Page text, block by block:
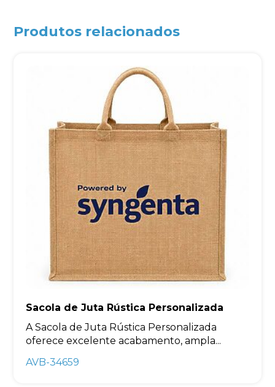
Produtos relacionados
Sacola de Juta Rústica Personalizada
A Sacola de Juta Rústica Personalizada
oferece excelente acabamento, ampla...
AVB-34659